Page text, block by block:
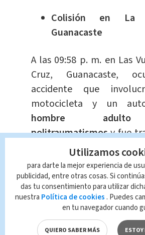
Colisión en La
Guanacaste
A las 09:58 p. m. en Las
Cruz, Guanacaste,
accidente que
motocicleta y un
hombre
politraumatismosy fue
condición crítica a la
Cruz. Una unidad
Roja atendió la
Derrape en
conductor en estado
Utilizamos
para darte la mejor experiencia de
publicidad, entre otras cosas. Si
das tu consentimiento para utilizar
nuestra Política de cookies . Puedes
en tu navegador cuando
QUIERO SABER MÁS ESTOY